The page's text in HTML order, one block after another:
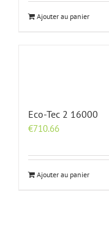
Ajouter au panier
Eco-Tec 2 16000
€710.66
Ajouter au panier